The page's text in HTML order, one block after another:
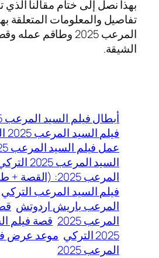
بهذا نصل إلى ختام مقالنا الذي
تفاصيل والمعلومات المتعلقة
المرعب 2025 وطاقم
الشيقة.
أبطال فيلم السيد المرعب 2025
فيلم السيد المرعب 2025 التركي
عمل فيلم السيد المرعب 2025
السيد المرعب 2025 التركي
المرعب 2025: (القصة + طاقم العمل)
فيلم السيد المرعب التركي
المرعب باريش اردوتش
المرعب 2025
قصة فيلم
2025 التركي
موعد عرض
المرعب 2025